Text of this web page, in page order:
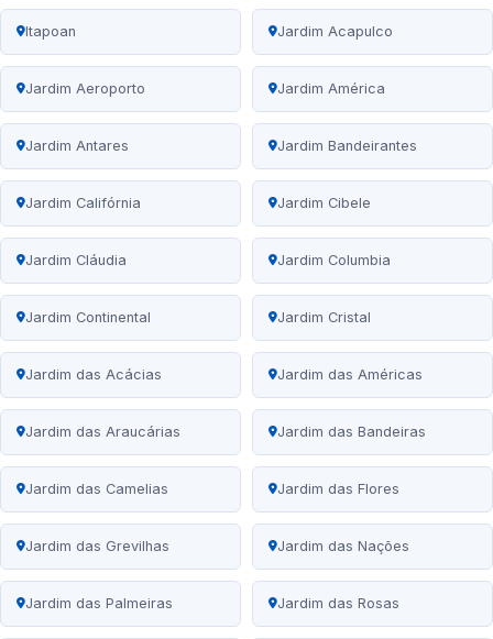
Itapoan Jardim Acapulco
Jardim Aeroporto Jardim América
Jardim Antares Jardim Bandeirantes
Jardim Califórnia Jardim Cibele
Jardim Cláudia Jardim Columbia
Jardim Continental Jardim Cristal
Jardim das Acácias Jardim das Américas
Jardim das Araucárias Jardim das Bandeiras
Jardim das Camelias Jardim das Flores
Jardim das Grevilhas Jardim das Nações
Jardim das Palmeiras Jardim das Rosas